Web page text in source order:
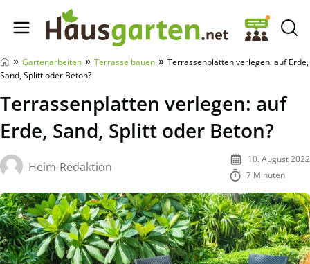
Hausgarten.net
» Gartenarbeiten » Terrasse bauen » Terrassenplatten verlegen: auf Erde,
Sand, Splitt oder Beton?
Terrassenplatten verlegen: auf
Erde, Sand, Splitt oder Beton?
Heim-Redaktion
10. August 2022
7 Minuten